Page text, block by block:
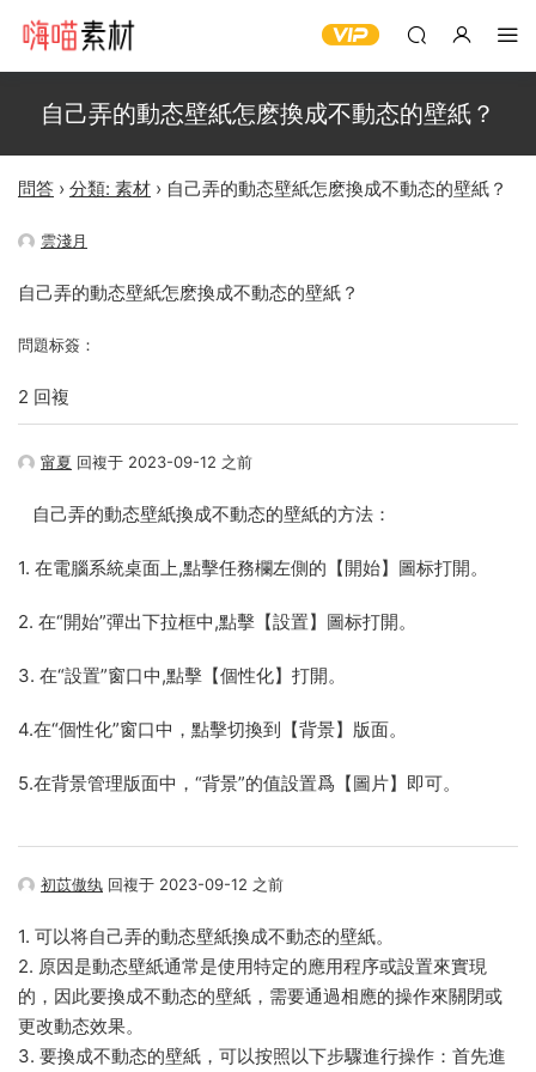
自己弄的動态壁紙怎麽換成不動态的壁紙？
問答 › 分類: 素材 › 自己弄的動态壁紙怎麽換成不動态的壁紙？
雲淺月
自己弄的動态壁紙怎麽換成不動态的壁紙？
問題标簽：
2 回複
甯夏 回複于 2023-09-12 之前
自己弄的動态壁紙換成不動态的壁紙的方法：
1. 在電腦系統桌面上,點擊任務欄左側的【開始】圖标打開。
2. 在“開始”彈出下拉框中,點擊【設置】圖标打開。
3. 在“設置”窗口中,點擊【個性化】打開。
4.在“個性化”窗口中，點擊切換到【背景】版面。
5.在背景管理版面中，“背景”的值設置爲【圖片】即可。
初苡傲纨 回複于 2023-09-12 之前
1. 可以将自己弄的動态壁紙換成不動态的壁紙。
2. 原因是動态壁紙通常是使用特定的應用程序或設置來實現
的，因此要換成不動态的壁紙，需要通過相應的操作來關閉或
更改動态效果。
3. 要換成不動态的壁紙，可以按照以下步驟進行操作：首先進